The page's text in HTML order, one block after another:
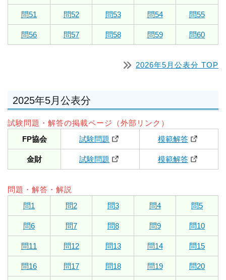
問51 問52 問53 問54 問55
問56 問57 問58 問59 問60
2026年5月公表分 TOP
2025年5月公表分
試験問題・解答の掲載ページ（外部リンク）
FP協会
試験問題 模範解答
金財 試験問題 模範解答
問題・解答・解説
問1
問2 問3 問4 問5
問6 問7 問8 問9 問10
問11 問12 問13 問14 問15
問16 問17 問18 問19 問20